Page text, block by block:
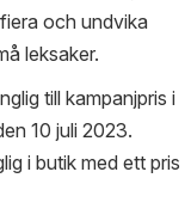
och undvika
leksaker.
till kampanjpris i
10 juli 2023.
i butik med ett pris